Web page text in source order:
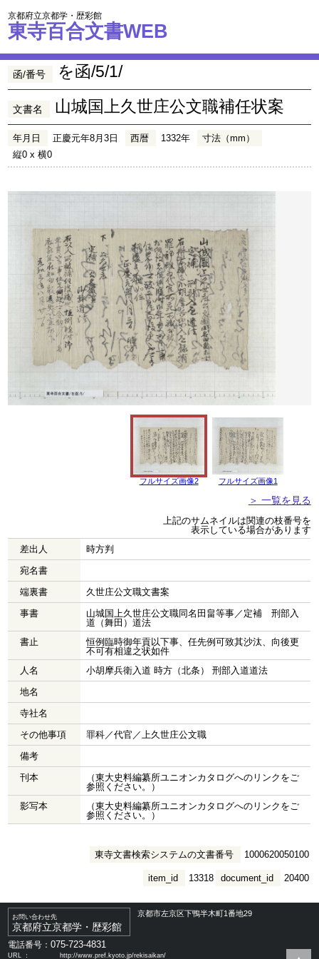
京都府立京都学・歴彩館
東寺百合文書WEB
函/番号 を函/5/1/
文書名 山城国上久世庄公文職補任状案
年月日 正慶元年8月3日 西暦 1332年
寸法（mm）
縦0 x 横0
フルサイズ画像2 フルサイズ画像1
＞ 一覧を見る
上記のサムネイルは関連の枝番号を
表示している場合があります
差出人
時方判
宛名書
端裏書
久世庄公文職文書案
事書
山城国上久世庄公文職同名田畠等事／定補 刑部入
道（舞田）道法
書止
恒例臨時御年貢以下事、任先例可致其沙汰、向後更
不可有相違之状如件
人名
小胡摩兵衛入道 時方（北条） 刑部入道道法
地名
寺社名
その他事項
罪科／代官／上久世庄公文職
備考
刊本
（東大史料編纂所ユニオンカタログへのリンクをご
参照ください。）
影写本
（東大史料編纂所ユニオンカタログへのリンクをご
参照ください。）
東寺文書検索システムの文書番号 1000620050100
document_id 20400
item_id 13318
お問い合わせ先
京都府立京都学・歴彩館
京都市左京区下鴨半木町1番地29
電話番号：075-723-4831
URL ： http://www.pref.kyoto.jp/rekisaikan/